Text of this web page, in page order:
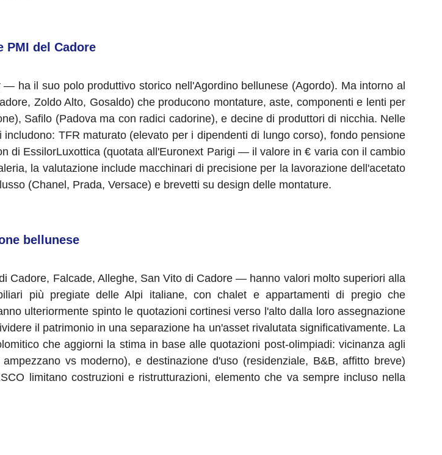
PMI del Cadore
ha il suo polo produttivo storico nell'Agordino bellunese (Agordo). Ma intorno al
Zoldo Alto, Gosaldo) che producono montature, aste, componenti e lenti per
Safilo (Padova ma con radici cadorine), e decine di produttori di nicchia. Nelle
TFR maturato (elevato per i dipendenti di lungo corso), fondo pensione
di EssilorLuxottica (quotata all'Euronext Parigi — il valore in € varia con il cambio
la valutazione include macchinari di precisione per la lavorazione dell'acetato
(Chanel, Prada, Versace) e brevetti su design delle montature.
bellunese
Cadore, Falcade, Alleghe, San Vito di Cadore — hanno valori molto superiori alla
più pregiate delle Alpi italiane, con chalet e appartamenti di pregio che
ulteriormente spinto le quotazioni cortinesi verso l'alto dalla loro assegnazione
il patrimonio in una separazione ha un'asset rivalutata significativamente. La
che aggiorni la stima in base alle quotazioni post-olimpiadi: vicinanza agli
vs moderno), e destinazione d'uso (residenziale, B&B, affitto breve)
limitano costruzioni e ristrutturazioni, elemento che va sempre incluso nella